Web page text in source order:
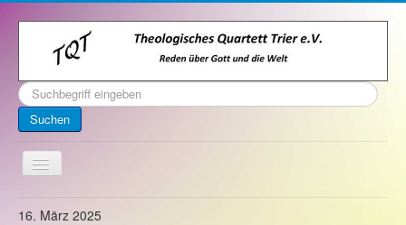
Suchen
...
Suchen
Toggle
Navigation
Startseite
16. März 2025